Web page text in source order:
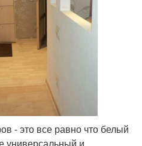
- это все равно что белый